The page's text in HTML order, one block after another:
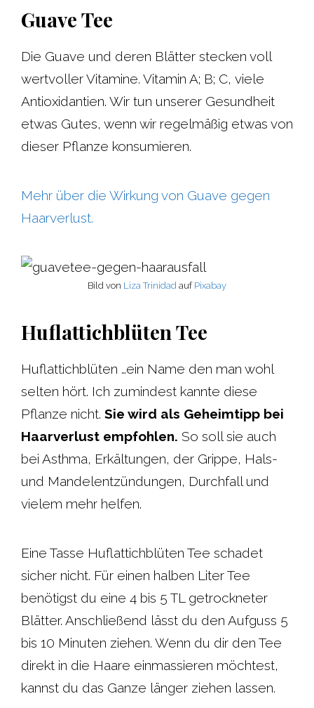
Guave Tee
Die Guave und deren Blätter stecken voll
wertvoller Vitamine. Vitamin A; B; C, viele
Antioxidantien. Wir tun unserer Gesundheit
etwas Gutes, wenn wir regelmäßig etwas von
dieser Pflanze konsumieren.
Mehr über die Wirkung von Guave gegen
Haarverlust.
Bild von Liza Trinidad auf Pixabay
Huflattichblüten Tee
Huflattichblüten …ein Name den man wohl
selten hört. Ich zumindest kannte diese
Pflanze nicht. Sie wird als Geheimtipp bei
Haarverlust empfohlen. So soll sie auch
bei Asthma, Erkältungen, der Grippe, Hals-
und Mandelentzündungen, Durchfall und
vielem mehr helfen.
Eine Tasse Huflattichblüten Tee schadet
sicher nicht. Für einen halben Liter Tee
benötigst du eine 4 bis 5 TL getrockneter
Blätter. Anschließend lässt du den Aufguss 5
bis 10 Minuten ziehen. Wenn du dir den Tee
direkt in die Haare einmassieren möchtest,
kannst du das Ganze länger ziehen lassen.